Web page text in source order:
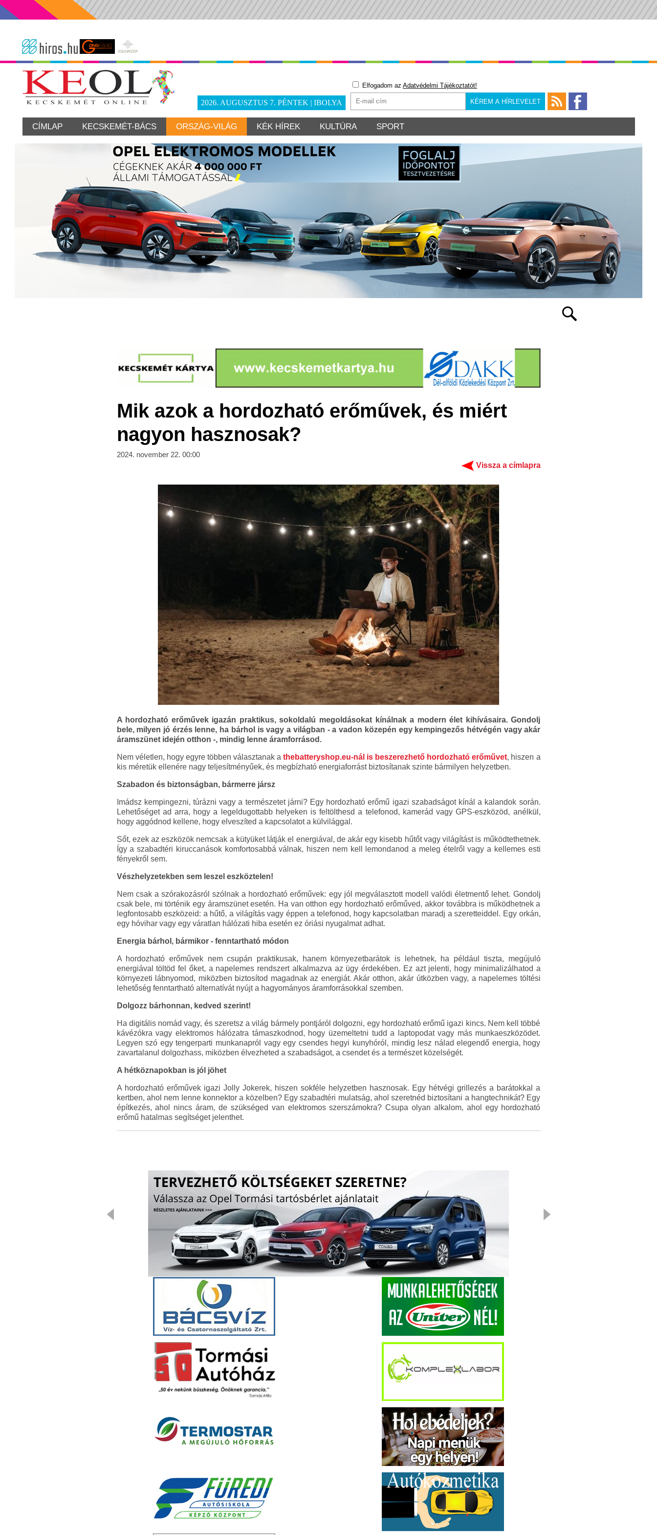
2026. AUGUSZTUS 7. PÉNTEK | IBOLYA
Elfogadom az Adatvédelmi Tájékoztatót!
CÍMLAP KECSKEMÉT-BÁCS ORSZÁG-VILÁG KÉK HÍREK KULTÚRA SPORT
Mik azok a hordozható erőművek, és miért
nagyon hasznosak?
2024. november 22. 00:00
Vissza a címlapra
A hordozható erőművek igazán praktikus, sokoldalú megoldásokat kínálnak a modern élet kihívásaira. Gondolj
bele, milyen jó érzés lenne, ha bárhol is vagy a világban - a vadon közepén egy kempingezős hétvégén vagy akár
áramszünet idején otthon -, mindig lenne áramforrásod.
Nem véletlen, hogy egyre többen választanak athebatteryshop.eu-nál is beszerezhető hordozható erőművet, hiszen a
kis méretük ellenére nagy teljesítményűek, és megbízható energiaforrást biztosítanak szinte bármilyen helyzetben.
Szabadon és biztonságban, bármerre jársz
Imádsz kempingezni, túrázni vagy a természetet járni? Egy hordozható erőmű igazi szabadságot kínál a kalandok során.
Lehetőséget ad arra, hogy a legeldugottabb helyeken is feltölthesd a telefonod, kamerád vagy GPS-eszközöd, anélkül,
hogy aggódnod kellene, hogy elveszíted a kapcsolatot a külvilággal.
Sőt, ezek az eszközök nemcsak a kütyüket látják el energiával, de akár egy kisebb hűtőt vagy világítást is működtethetnek.
Így a szabadtéri kiruccanások komfortosabbá válnak, hiszen nem kell lemondanod a meleg ételről vagy a kellemes esti
fényekről sem.
Vészhelyzetekben sem leszel eszköztelen!
Nem csak a szórakozásról szólnak a hordozható erőművek: egy jól megválasztott modell valódi életmentő lehet. Gondolj
csak bele, mi történik egy áramszünet esetén. Ha van otthon egy hordozható erőműved, akkor továbbra is működhetnek a
legfontosabb eszközeid: a hűtő, a világítás vagy éppen a telefonod, hogy kapcsolatban maradj a szeretteiddel. Egy orkán,
egy hóvihar vagy egy váratlan hálózati hiba esetén ez óriási nyugalmat adhat.
Energia bárhol, bármikor - fenntartható módon
A hordozható erőművek nem csupán praktikusak, hanem környezetbarátok is lehetnek, ha például tiszta, megújuló
energiával töltöd fel őket, a napelemes rendszert alkalmazva az ügy érdekében. Ez azt jelenti, hogy minimalizálhatod a
környezeti lábnyomod, miközben biztosítod magadnak az energiát. Akár otthon, akár útközben vagy, a napelemes töltési
lehetőség fenntartható alternatívát nyújt a hagyományos áramforrásokkal szemben.
Dolgozz bárhonnan, kedved szerint!
Ha digitális nomád vagy, és szeretsz a világ bármely pontjáról dolgozni, egy hordozható erőmű igazi kincs. Nem kell többé
kávézókra vagy elektromos hálózatra támaszkodnod, hogy üzemeltetni tudd a laptopodat vagy más munkaeszközödet.
Legyen szó egy tengerparti munkanapról vagy egy csendes hegyi kunyhóról, mindig lesz nálad elegendő energia, hogy
zavartalanul dolgozhass, miközben élvezheted a szabadságot, a csendet és a természet közelségét.
A hétköznapokban is jól jöhet
A hordozható erőművek igazi Jolly Jokerek, hiszen sokféle helyzetben hasznosak. Egy hétvégi grillezés a barátokkal a
kertben, ahol nem lenne konnektor a közelben? Egy szabadtéri mulatság, ahol szeretnéd biztosítani a hangtechnikát? Egy
építkezés, ahol nincs áram, de szükséged van elektromos szerszámokra? Csupa olyan alkalom, ahol egy hordozható
erőmű hatalmas segítséget jelenthet.